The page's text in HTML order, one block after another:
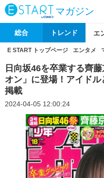
マガジン
総合 トレンド エ
E START トップページ エンタメ
日向坂46を卒業する齊
オン」に登場！アイド
掲載
2024-04-05 12:00:24